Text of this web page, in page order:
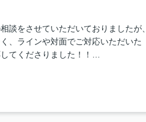
談をさせていただいておりましたが、
、ラインや対面でご対応いただいた
てくださりました！！